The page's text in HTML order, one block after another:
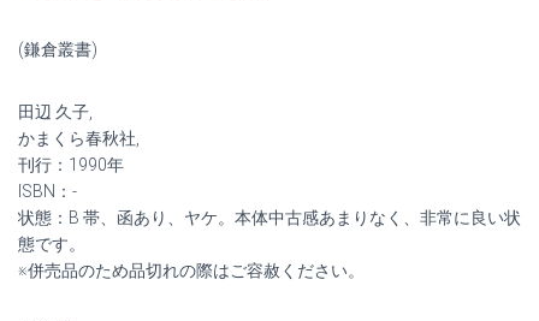
は
¥1,000
で
し
¥900
で
(鎌倉叢書)
田辺 久子,
かまくら春秋社,
刊行：1990年
ISBN：-
状態：B 帯、函あり、ヤケ。本体中古感あまりなく、非常に良い状
態です。
※併売品のため品切れの際はご容赦ください。